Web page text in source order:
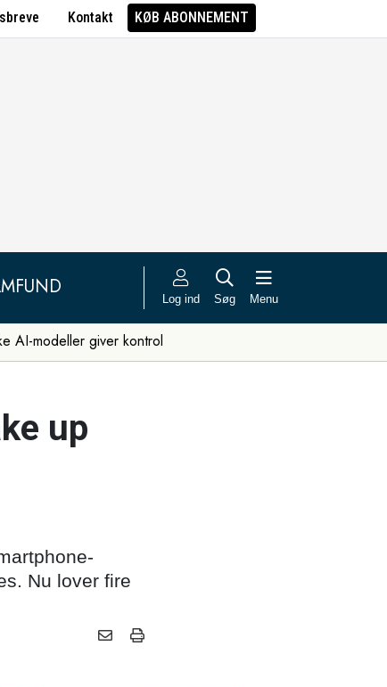
Kontakt KØB ABONNEMENT
Log ind Søg Menu
AI-modeller giver kontrol
up
Nu lover fire